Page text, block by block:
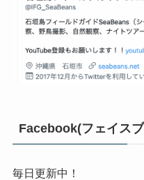
Facebook(フェイス
毎日更新中！